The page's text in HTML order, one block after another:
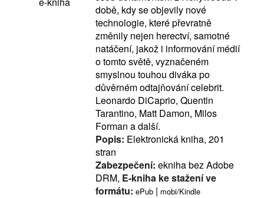
době, kdy se objevily nové
technologie, které převratně
změnily nejen herectví, samotné
natáčení, jakož i informování médií
o tomto světě, vyznačeném
smyslnou touhou diváka po
důvěrném odtajňování celebrit.
Leonardo DiCaprio, Quentin
Tarantino, Matt Damon, Milos
Forman a další.
Popis: Elektronická kniha, 201
stran
Zabezpečení: ekniha bez Adobe
DRM, E-kniha ke stažení ve
formátu: ePub | mobi/Kindle